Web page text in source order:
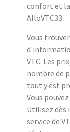
confort et la
AlloVTC33.
Vous
VTC. Les
nombre de
tout y est
Vous
Utilisez dès
service de